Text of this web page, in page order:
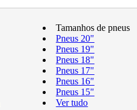
Tamanhos de pneus
Pneus 20"
Pneus 19"
Pneus 18"
Pneus 17"
Pneus 16"
Pneus 15"
Ver tudo